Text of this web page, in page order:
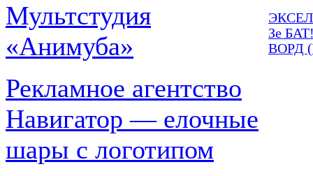
Мультстудия
«Анимуба»
Рекламное агентство
Навигатор — елочные
шары с логотипом
Зе
ВОРД